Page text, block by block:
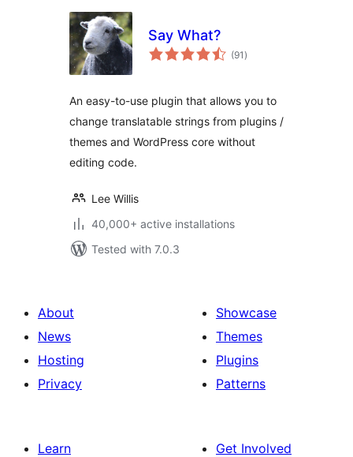
Say What?
(91 total
ratings
)
An easy-to-use plugin that allows you to
change translatable strings from plugins /
themes and WordPress core without
editing code.
Lee Willis
40,000+ active installations
Tested with 7.0.3
About
News
Hosting
Privacy
Showcase
Themes
Plugins
Patterns
Learn
Get Involved